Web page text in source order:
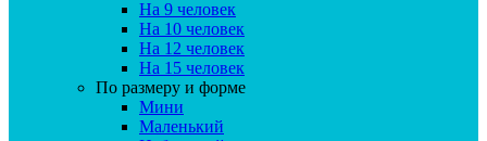
На 9 человек
На 10 человек
На 12 человек
На 15 человек
По размеру и форме
Мини
Маленький